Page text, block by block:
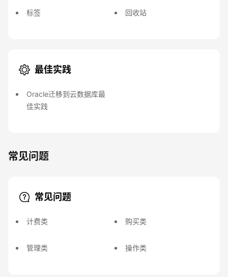
标签 回收站
最佳实践
Oracle迁移到云数据库最
佳实践
常见问题
常见问题
计费类 购买类
管理类 操作类